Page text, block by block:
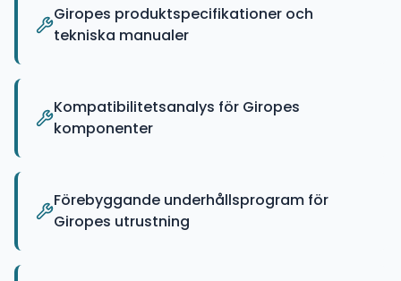
Giropes produktspecifikationer och
tekniska manualer
Kompatibilitetsanalys för Giropes
komponenter
Förebyggande underhållsprogram för
Giropes utrustning